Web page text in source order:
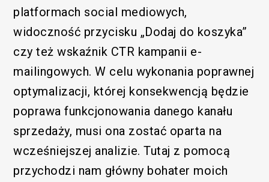
platformach social mediowych,
widoczność przycisku „Dodaj do koszyka”
czy też wskaźnik CTR kampanii e-
mailingowych. W celu wykonania poprawnej
optymalizacji, której konsekwencją będzie
poprawa funkcjonowania danego kanału
sprzedaży, musi ona zostać oparta na
wcześniejszej analizie. Tutaj z pomocą
przychodzi nam główny bohater moich